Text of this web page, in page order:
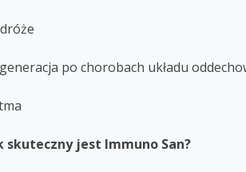
po chorobach układu
skuteczny jest Immuno San?